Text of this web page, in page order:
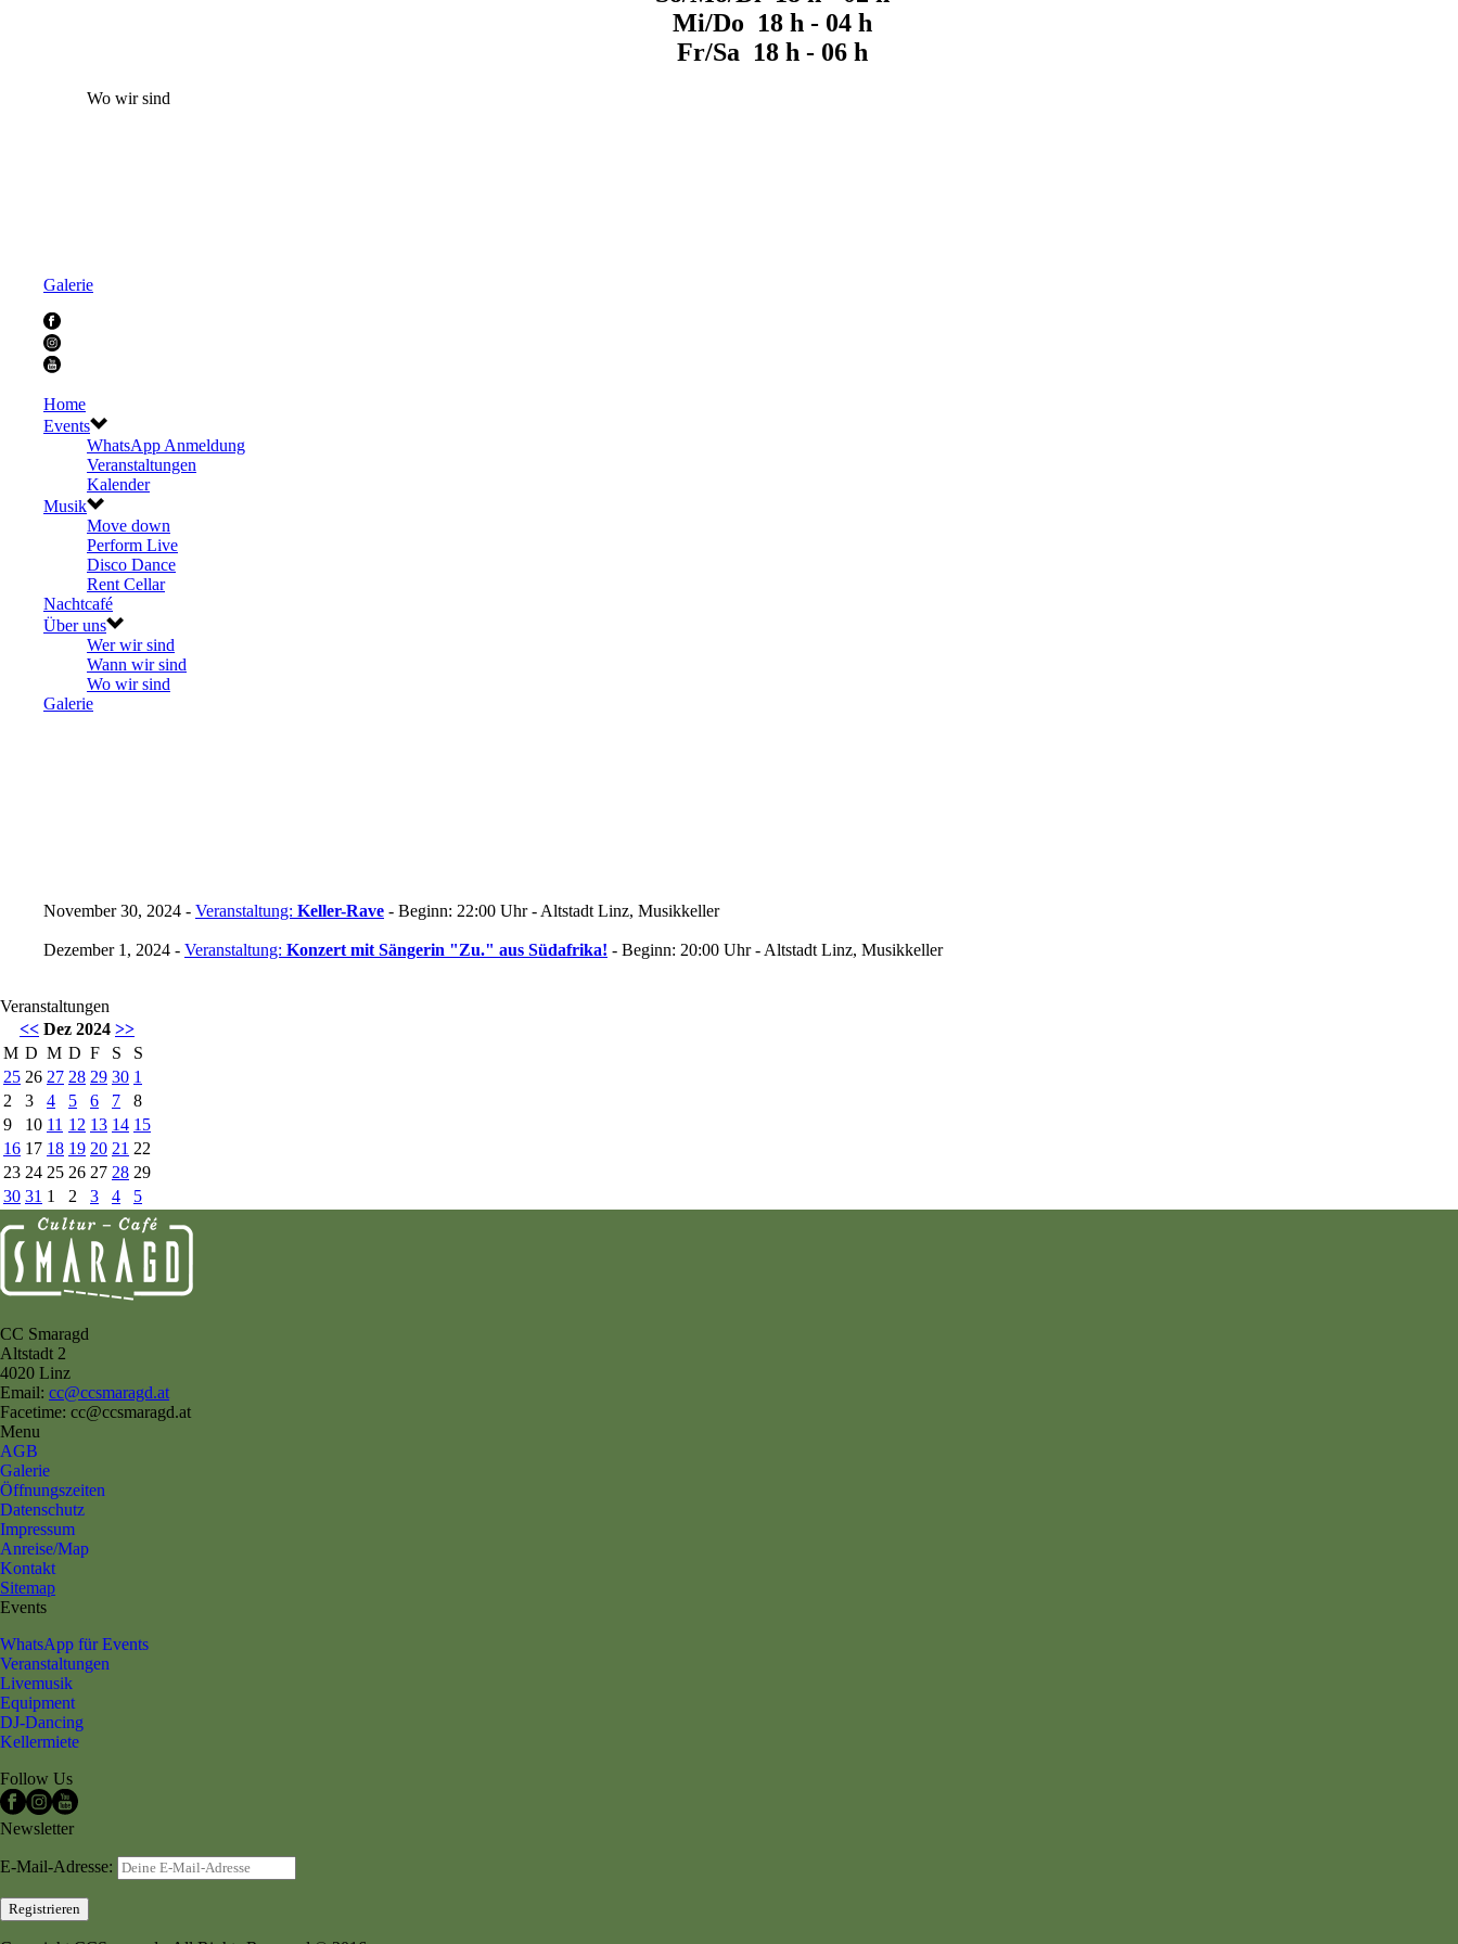
Mi/Do 18 h - 04 h
Fr/Sa 18 h - 06 h
Wo wir sind
Galerie
Home
Events
WhatsApp Anmeldung
Veranstaltungen
Kalender
Musik
Move down
Perform Live
Disco Dance
Rent Cellar
Nachtcafé
Über uns
Wer wir sind
Wann wir sind
Wo wir sind
Galerie
November 30, 2024 - Veranstaltung: Keller-Rave - Beginn: 22:00 Uhr - Altstadt Linz, Musikkeller
Dezember 1, 2024 - Veranstaltung: Konzert mit Sängerin "Zu." aus Südafrika! - Beginn: 20:00 Uhr - Altstadt Linz, Musikkeller
Veranstaltungen
<< Dez 2024 >>
M D M D F S
S
25 26 27 28 29 30 1
2
3 4 5 6 7
8
9
10 11 12 13 14 15
16 17 18 19 20 21 22
23 24 25 26 27 28 29
30 31 1 2 3 4 5
CC Smaragd
Altstadt 2
4020 Linz
Email: cc@ccsmaragd.at
Facetime: cc@ccsmaragd.at
Menu
AGB
Galerie
Öffnungszeiten
Datenschutz
Impressum
Anreise/Map
Kontakt
Sitemap
Events
WhatsApp für Events
Veranstaltungen
Livemusik
Equipment
DJ-Dancing
Kellermiete
Follow Us
Newsletter
E-Mail-Adresse: